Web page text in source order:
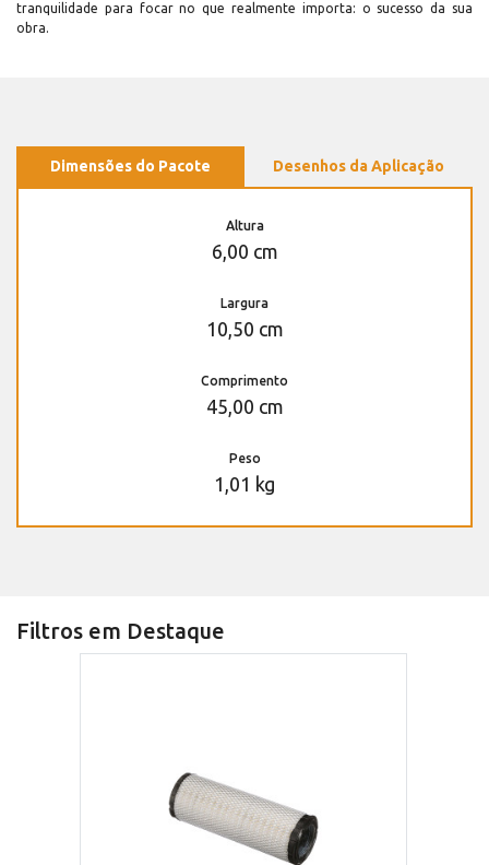
tranquilidade para focar no que realmente importa: o sucesso da sua
obra.
Dimensões do Pacote Desenhos da Aplicação
Altura
6,00 cm
Largura
10,50 cm
Comprimento
45,00 cm
Peso
1,01 kg
Filtros em Destaque